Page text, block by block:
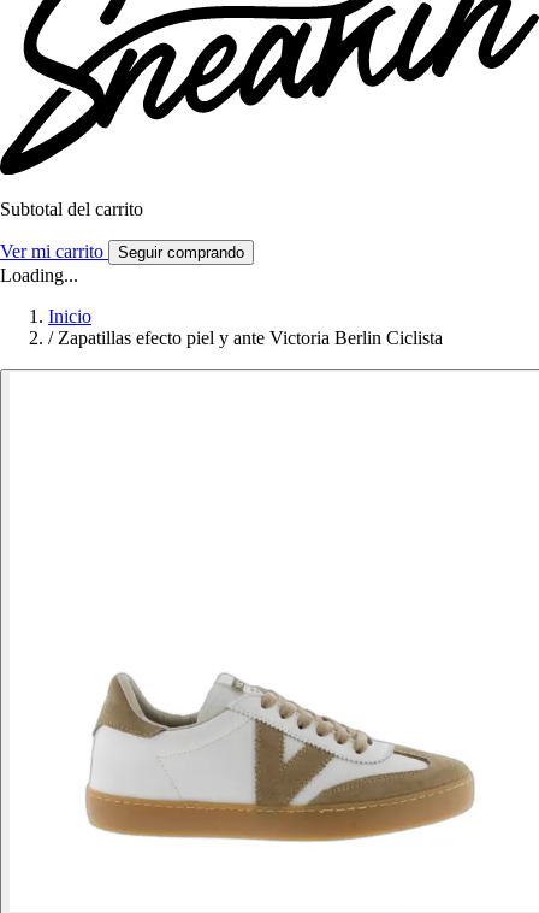
Subtotal del carrito
Ver mi carrito Seguir comprando
Loading...
Inicio
/ Zapatillas efecto piel y ante Victoria Berlin Ciclista